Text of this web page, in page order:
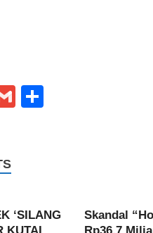
G
‘SILANG
Skandal